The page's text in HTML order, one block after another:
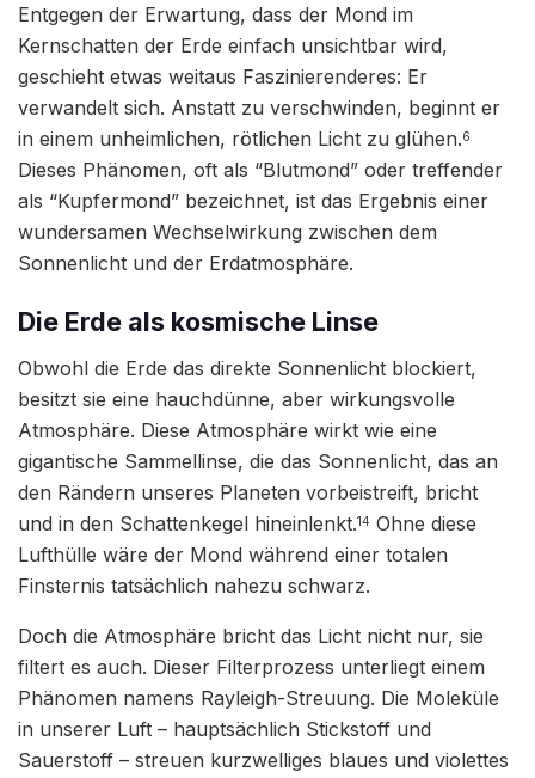
Entgegen der Erwartung, dass der Mond im
Kernschatten der Erde einfach unsichtbar wird,
geschieht etwas weitaus Faszinierenderes: Er
verwandelt sich. Anstatt zu verschwinden, beginnt er
in einem unheimlichen, rötlichen Licht zu glühen.6
Dieses Phänomen, oft als “Blutmond” oder treffender
als “Kupfermond” bezeichnet, ist das Ergebnis einer
wundersamen Wechselwirkung zwischen dem
Sonnenlicht und der Erdatmosphäre.
Die Erde als kosmische Linse
Obwohl die Erde das direkte Sonnenlicht blockiert,
besitzt sie eine hauchdünne, aber wirkungsvolle
Atmosphäre. Diese Atmosphäre wirkt wie eine
gigantische Sammellinse, die das Sonnenlicht, das an
den Rändern unseres Planeten vorbeistreift, bricht
und in den Schattenkegel hineinlenkt.14 Ohne diese
Lufthülle wäre der Mond während einer totalen
Finsternis tatsächlich nahezu schwarz.
Doch die Atmosphäre bricht das Licht nicht nur, sie
filtert es auch. Dieser Filterprozess unterliegt einem
Phänomen namens Rayleigh-Streuung. Die Moleküle
in unserer Luft – hauptsächlich Stickstoff und
Sauerstoff – streuen kurzwelliges blaues und violettes